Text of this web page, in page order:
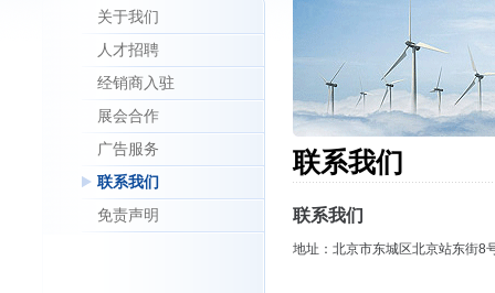
关于我们
人才招聘
经销商入驻
展会合作
广告服务
联系我们
免责声明
联系我们
联系我们
地址：北京市东城区北京站东街8